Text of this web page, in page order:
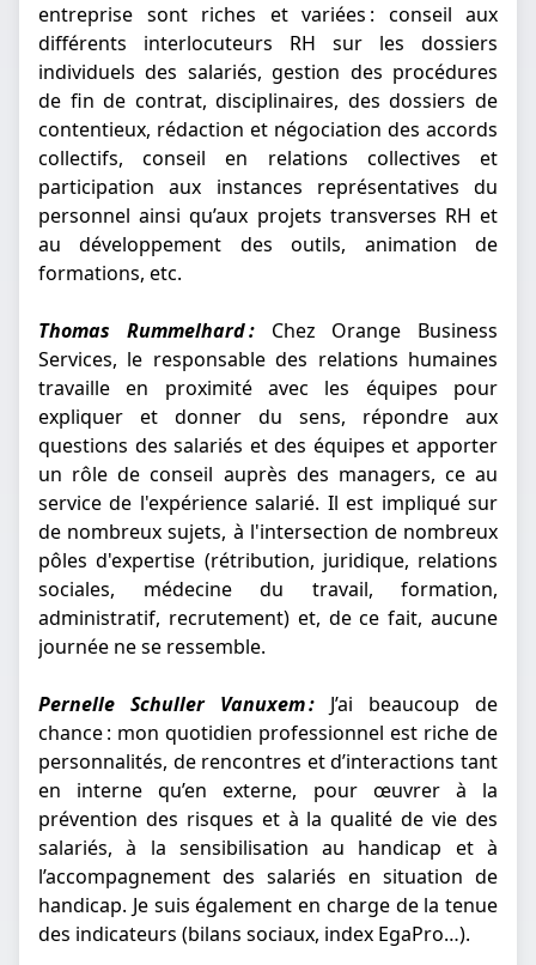
entreprise sont riches et variées : conseil aux
différents interlocuteurs RH sur les dossiers
individuels des salariés, gestion des procédures
de fin de contrat, disciplinaires, des dossiers de
contentieux, rédaction et négociation des accords
collectifs, conseil en relations collectives et
participation aux instances représentatives du
personnel ainsi qu’aux projets transverses RH et
au développement des outils, animation de
formations, etc.
Thomas Rummelhard : Chez Orange Business
Services, le responsable des relations humaines
travaille en proximité avec les équipes pour
expliquer et donner du sens, répondre aux
questions des salariés et des équipes et apporter
un rôle de conseil auprès des managers, ce au
service de l'expérience salarié. Il est impliqué sur
de nombreux sujets, à l'intersection de nombreux
pôles d'expertise (rétribution, juridique, relations
sociales, médecine du travail, formation,
administratif, recrutement) et, de ce fait, aucune
journée ne se ressemble.
Pernelle Schuller Vanuxem : J’ai beaucoup de
chance : mon quotidien professionnel est riche de
personnalités, de rencontres et d’interactions tant
en interne qu’en externe, pour œuvrer à la
prévention des risques et à la qualité de vie des
salariés, à la sensibilisation au handicap et à
l’accompagnement des salariés en situation de
handicap. Je suis également en charge de la tenue
des indicateurs (bilans sociaux, index EgaPro…).